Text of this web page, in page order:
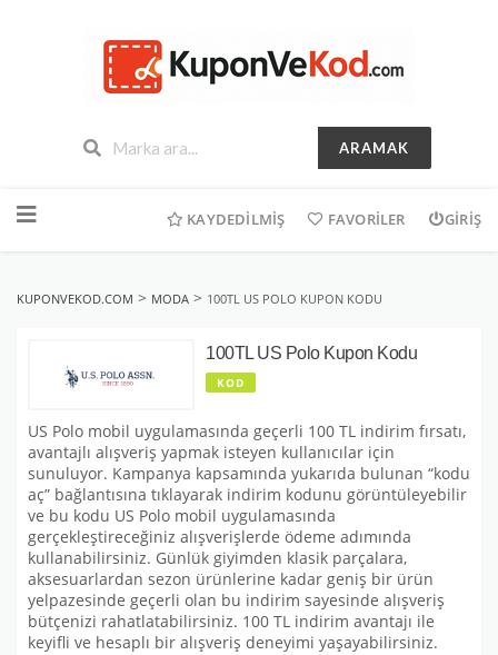
ARAMAK
geç
KAYDEDILMIŞ FAVORILER GIRIŞ
KUPONVEKOD.COM > MODA > 100TL US POLO KUPON KODU
100TL US Polo Kupon Kodu
KOD
US Polo mobil uygulamasında geçerli 100 TL indirim fırsatı,
avantajlı alışveriş yapmak isteyen kullanıcılar için
sunuluyor. Kampanya kapsamında yukarıda bulunan “kodu
aç” bağlantısına tıklayarak indirim kodunu görüntüleyebilir
ve bu kodu US Polo mobil uygulamasında
gerçekleştireceğiniz alışverişlerde ödeme adımında
kullanabilirsiniz. Günlük giyimden klasik parçalara,
aksesuarlardan sezon ürünlerine kadar geniş bir ürün
yelpazesinde geçerli olan bu indirim sayesinde alışveriş
bütçenizi rahatlatabilirsiniz. 100 TL indirim avantajı ile
keyifli ve hesaplı bir alışveriş deneyimi yaşayabilirsiniz.